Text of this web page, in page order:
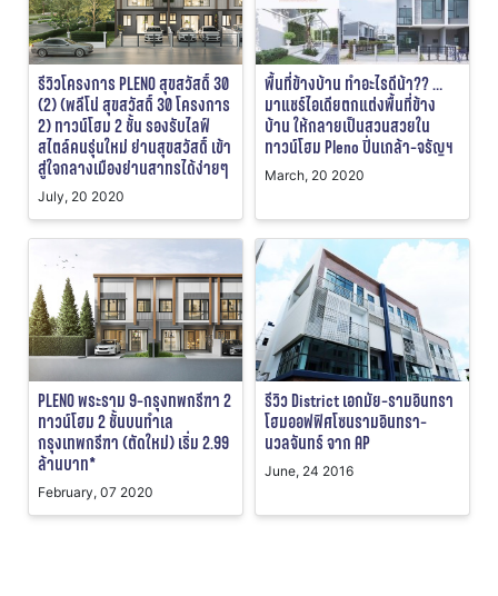
รีวิวโครงการ PLENO สุขสวัสดิ์ 30
(2) (พลีโน่ สุขสวัสดิ์ 30 โครงการ
2) ทาวน์โฮม 2 ชั้น รองรับไลฟ์
สไตล์คนรุ่นใหม่ ย่านสุขสวัสดิ์ เข้า
สู่ใจกลางเมืองย่านสาทรได้ง่ายๆ
July, 20 2020
พื้นที่ข้างบ้าน ทำอะไรดีน้า?? …
มาแชร์ไอเดียตกแต่งพื้นที่ข้าง
บ้าน ให้กลายเป็นสวนสวยใน
ทาวน์โฮม Pleno ปิ่นเกล้า-จรัญฯ
March, 20 2020
PLENO พระราม 9-กรุงทพกรีฑา 2
ทาวน์โฮม 2 ชั้นบนทำเล
กรุงเทพกรีฑา (ตัดใหม่) เริ่ม 2.99
ล้านบาท*
February, 07 2020
รีวิว District เอกมัย-รามอินทรา
โฮมออฟฟิศโซนรามอินทรา-
นวลจันทร์ จาก AP
June, 24 2016